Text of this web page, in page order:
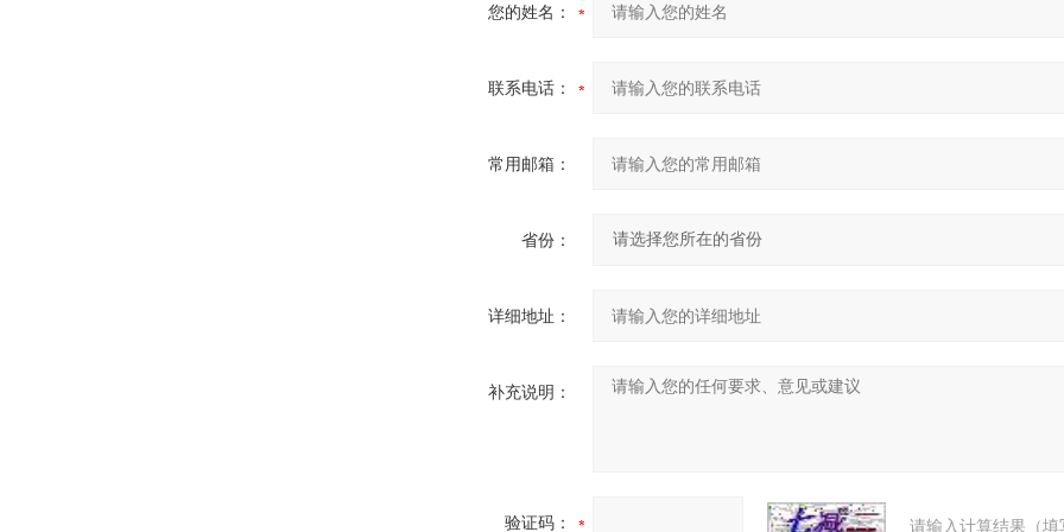
您的姓名：
联系电话：
常用邮箱：
省份：
详细地址：
补充说明：
验证码： 请输入计算结果（